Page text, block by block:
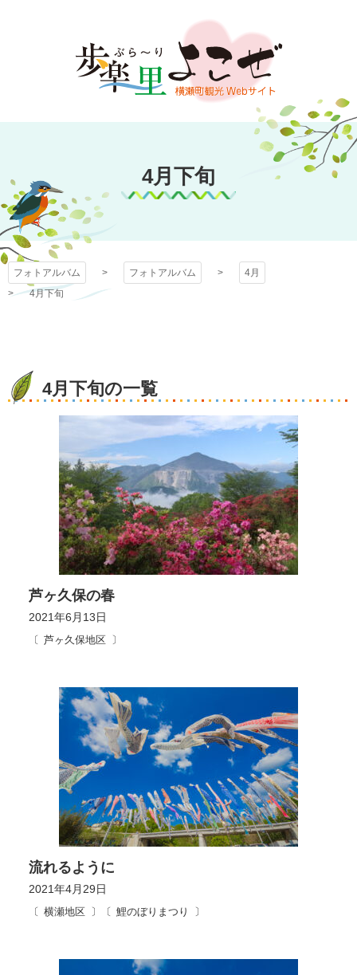
文
キ
プ
フォトアルバム
4月下旬
フォトアルバム フォトアルバム
4月
4月下旬
4月下旬の一覧
2021年6月13日
芦ヶ久保地区
芦ヶ久保の春
2021年4月29日
横瀬地区 鯉のぼりまつり
流れるように